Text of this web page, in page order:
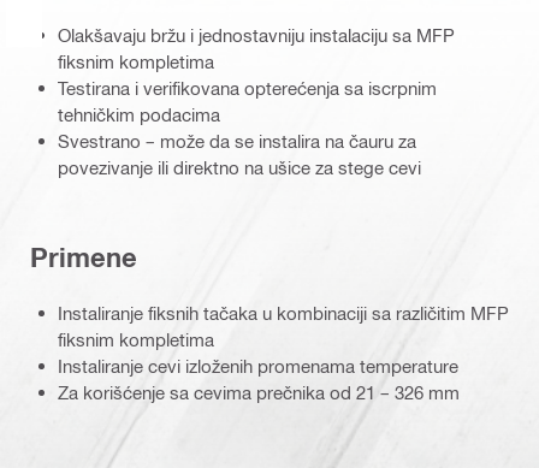
Olakšavaju bržu i jednostavniju instalaciju sa MFP
fiksnim kompletima
Testirana i verifikovana opterećenja sa iscrpnim
tehničkim podacima
Svestrano – može da se instalira na čauru za
povezivanje ili direktno na ušice za stege cevi
Primene
Instaliranje fiksnih tačaka u kombinaciji sa različitim MFP
fiksnim kompletima
Instaliranje cevi izloženih promenama temperature
Za korišćenje sa cevima prečnika od 21 – 326 mm